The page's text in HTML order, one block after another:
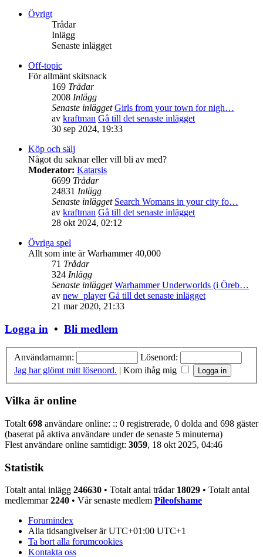
Övrigt
Trådar
Inlägg
Senaste inlägget
Off-topic
För allmänt skitsnack
169 Trådar
2008 Inlägg
Senaste inlägget Girls from your town for nigh…
av kraftman Gå till det senaste inlägget
30 sep 2024, 19:33
Köp och sälj
Något du saknar eller vill bli av med?
Moderator: Katarsis
6699 Trådar
24831 Inlägg
Senaste inlägget Search Womans in your city fo…
av kraftman Gå till det senaste inlägget
28 okt 2024, 02:12
Övriga spel
Allt som inte är Warhammer 40,000
71 Trådar
324 Inlägg
Senaste inlägget Warhammer Underworlds (i Öreb…
av new_player Gå till det senaste inlägget
21 mar 2020, 21:33
Logga in • Bli medlem
Användarnamn:
Lösenord:
Jag har glömt mitt lösenord. | Kom ihåg mig
Vilka är online
Totalt 698 användare online: :: 0 registrerade, 0 dolda and 698 gäster
(baserat på aktiva användare under de senaste 5 minuterna)
Flest användare online samtidigt: 3059, 18 okt 2025, 04:46
Statistik
Totalt antal inlägg 246630 • Totalt antal trådar 18029 • Totalt antal
medlemmar2240 • Vår senaste medlem Pileofshame
Forumindex
Alla tidsangivelser är UTC+01:00 UTC+1
Ta bort alla forumcookies
Kontakta oss